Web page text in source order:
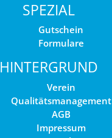
SPEZIAL
Gutschein
Formulare
HINTERGRUND
Verein
Qualitätsmanagement
AGB
Impressum